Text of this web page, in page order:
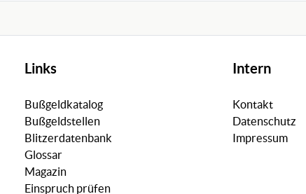
Links
Bußgeldkatalog
Bußgeldstellen
Blitzerdatenbank
Glossar
Magazin
Einspruch prüfen
Intern
Kontakt
Datenschutz
Impressum